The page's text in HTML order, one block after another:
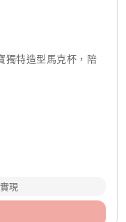
獨特造型馬克杯，陪
現